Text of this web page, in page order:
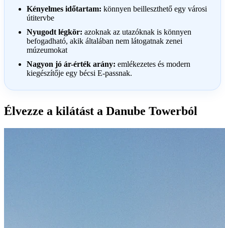
Kényelmes időtartam: könnyen beilleszthető egy városi
útitervbe
Nyugodt légkör: azoknak az utazóknak is könnyen
befogadható, akik általában nem látogatnak zenei
múzeumokat
Nagyon jó ár-érték arány: emlékezetes és modern
kiegészítője egy bécsi E-passnak.
Élvezze a kilátást a Danube Towerból